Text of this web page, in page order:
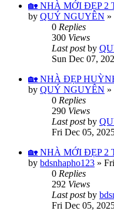
🏡 NHÀ MỚI ĐẸP 2
by QUÝ NGUYÊN »
0 Replies
300 Views
Last postby
Sun Dec 07,
🏡 NHÀ ĐẸP
by QUÝ NGUYÊN »
0 Replies
290 Views
Last postby
Fri Dec 05,
🏡 NHÀ MỚI ĐẸP 2
by bdsnhapho123 »
0 Replies
292 Views
Last postby
Fri Dec 05,